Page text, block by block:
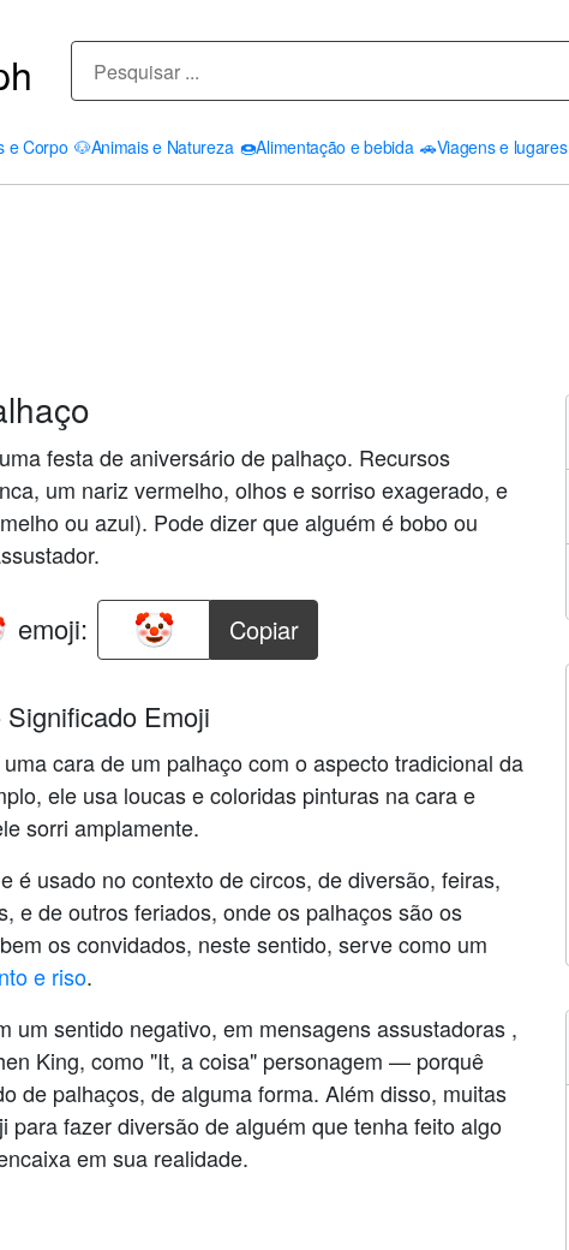
e Corpo 🐶Animais e Natureza 🍩Alimentação e bebida 🚗Viagens e lugares
festa de aniversário de palhaço. Recursos
um nariz vermelho, olhos e sorriso exagerado, e
ou azul). Pode dizer que alguém é bobo ou
emoji: Copiar
Emoji
cara de um palhaço com o aspecto tradicional da
ele usa loucas e coloridas pinturas na cara e
sorri amplamente.
é usado no contexto de circos, de diversão, feiras,
e de outros feriados, onde os palhaços são os
os convidados, neste sentido, serve como um
e riso.
um sentido negativo, em mensagens assustadoras ,
King, como "It, a coisa" personagem — porquê
de palhaços, de alguma forma. Além disso, muitas
para fazer diversão de alguém que tenha feito algo
em sua realidade.